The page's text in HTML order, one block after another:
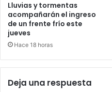
Lluvias y tormentas
acompañarán el ingreso
de un frente frío este
jueves
Hace 18 horas
Deja una respuesta